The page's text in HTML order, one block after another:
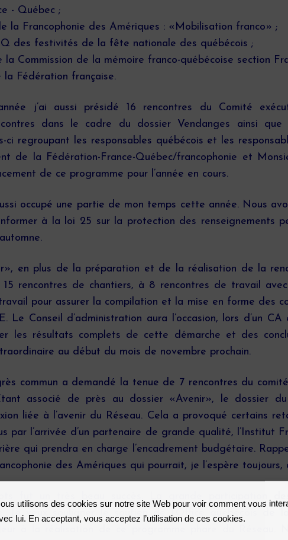
- Québec ;
la Francophonie des Amériques : «Mobilisation franco» ;
des festivités de la fête nationale des québécois ;
la Commission de la mémoire franco-québécoise section
la Fédération française.
j’ai aussi présidé 16 rencontres du Comité
dans le cadre du dossier Vendanges ainsi
ci regroupant les responsables québécois et les
de la Fédération-France-Québec/francophonie et
de ce programme pour l’année en cours.
occupé une partie de mon temps cette année. Nous
à la loi 25 sur la protection des renseignements
en plus de la préparation et de la réalisation de la
15 rencontres de chantiers, à 8 rencontres de travail
pour assurer la compilation et la mise en forme des
Le Conseil d’administration aura l’occasion, lors d’un
les résultats complets de cette démarche et des
au début du mois de novembre prochain.
commun a demandé la tenue de 7 rencontres du
associé de près au dossier «Avenir», le dossier
liée à l’avenir du Réseau. Cela a provoqué certains
par l’arrivée d’un partenaire de grande qualité, l’Institut
qui prendra en charge l’encadrement budgétaire.
des Amériques qui pourrait, je l’espère toujours,
fut un très beau succès. La grande participation
Je veux souligner le soutien de l’Office québécois de
à la réalisation de ce programme phare du Réseau.
utilisons des cookies sur notre site Web pour voir comment vous
lui. En acceptant, vous acceptez l’utilisation de ces cookies.